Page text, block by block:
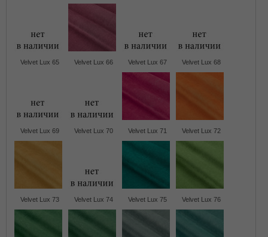
Velvet Lux 65 Velvet Lux 66 Velvet Lux 67 Velvet Lux 68
Velvet Lux 69 Velvet Lux 70 Velvet Lux 71 Velvet Lux 72
Velvet Lux 73 Velvet Lux 74 Velvet Lux 75 Velvet Lux 76